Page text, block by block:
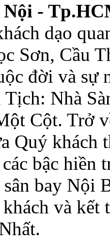
Nội -
dạo
Sơn, Cầu
đời và sự
Nhà
Cột. Trở
Quý khách
bậc hiền
bay Nội
và